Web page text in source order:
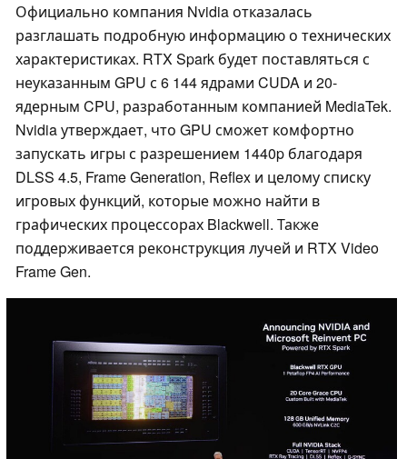
Официально компания Nvidia отказалась
разглашать подробную информацию о технических
характеристиках. RTX Spark будет поставляться с
неуказанным GPU с 6 144 ядрами CUDA и 20-
ядерным CPU, разработанным компанией MediaTek.
Nvidia утверждает, что GPU сможет комфортно
запускать игры с разрешением 1440p благодаря
DLSS 4.5, Frame Generation, Reflex и целому списку
игровых функций, которые можно найти в
графических процессорах Blackwell. Также
поддерживается реконструкция лучей и RTX Video
Frame Gen.